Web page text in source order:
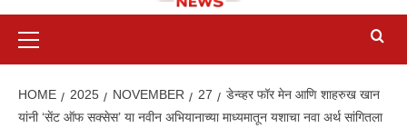
HOME 2025 NOVEMBER 27
डेन्व्हर फॉर मेन आणि शाहरुख खान
यांनी ‘सेंट ऑफ सक्सेस’ या नवीन अभियानाच्या माध्यमातून यशाचा नवा अर्थ सांगितला